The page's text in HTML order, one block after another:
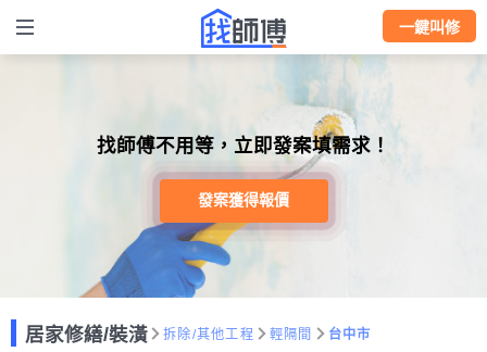
一鍵叫修
找師傅不用等，立即發案填需求！
發案獲得報價
居家修繕/裝潢 拆除/其他工程 輕隔間 台中市